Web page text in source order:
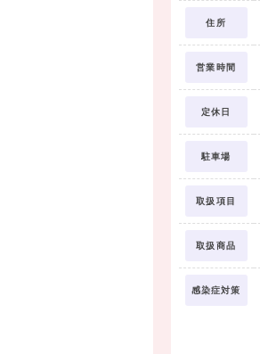
住所
営業時間
定休日
駐車場
取扱項目
取扱商品
感染症対策